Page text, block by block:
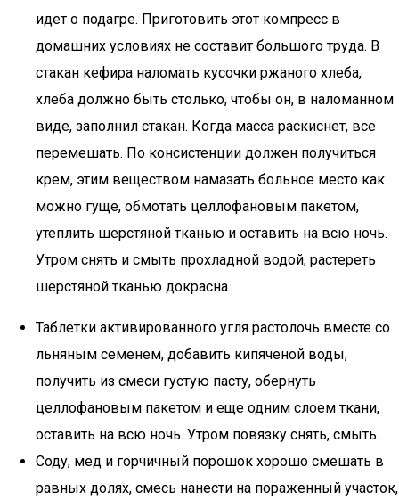
идет о подагре. Приготовить этот компресс в
домашних условиях не составит большого труда. В
стакан кефира наломать кусочки ржаного хлеба,
хлеба должно быть столько, чтобы он, в наломанном
виде, заполнил стакан. Когда масса раскиснет, все
перемешать. По консистенции должен получиться
крем, этим веществом намазать больное место как
можно гуще, обмотать целлофановым пакетом,
утеплить шерстяной тканью и оставить на всю ночь.
Утром снять и смыть прохладной водой, растереть
шерстяной тканью докрасна.
Таблетки активированного угля растолочь вместе со
льняным семенем, добавить кипяченой воды,
получить из смеси густую пасту, обернуть
целлофановым пакетом и еще одним слоем ткани,
оставить на всю ночь. Утром повязку снять, смыть.
Соду, мед и горчичный порошок хорошо смешать в
равных долях, смесь нанести на пораженный участок,